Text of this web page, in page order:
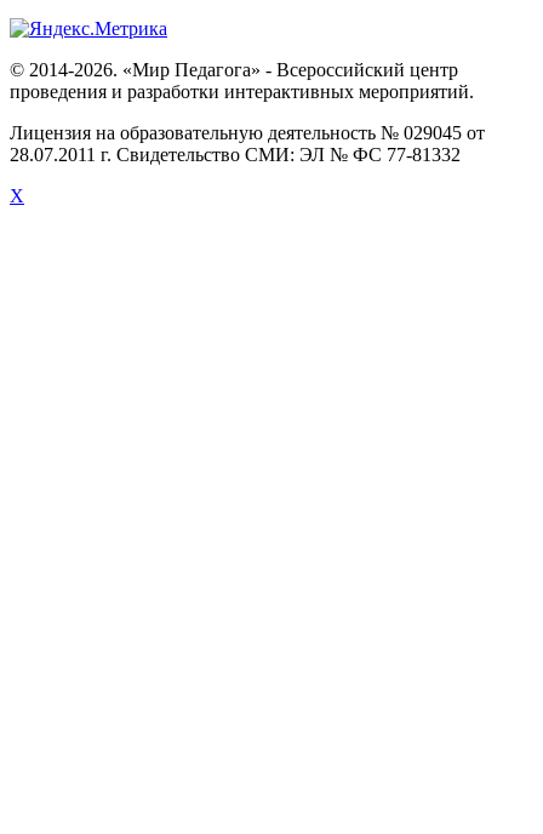
© 2014-2026. «Мир Педагога» - Всероссийский центр
проведения и разработки интерактивных мероприятий.
Лицензия на образовательную деятельность № 029045 от
28.07.2011 г. Свидетельство СМИ: ЭЛ № ФС 77-81332
X